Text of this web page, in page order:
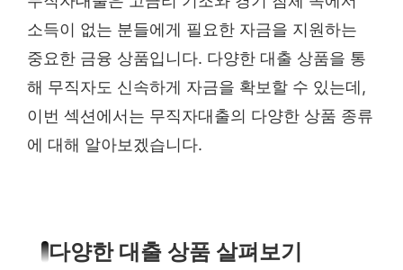
소득이 없는 분들에게 필요한 자금을 지원하는
중요한 금융 상품입니다. 다양한 대출 상품을 통
해 무직자도 신속하게 자금을 확보할 수 있는데,
이번 섹션에서는 무직자대출의 다양한 상품 종류
에 대해 알아보겠습니다.
다양한 대출 상품 살펴보기